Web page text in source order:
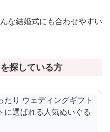
な結婚式にも合わせやすい
探している方